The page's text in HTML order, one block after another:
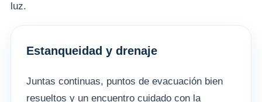
luz.
Estanqueidad y drenaje
Juntas continuas, puntos de evacuación bien
resueltos y un encuentro cuidado con la